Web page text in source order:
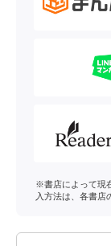
※書店によって現
入方法は、各書店